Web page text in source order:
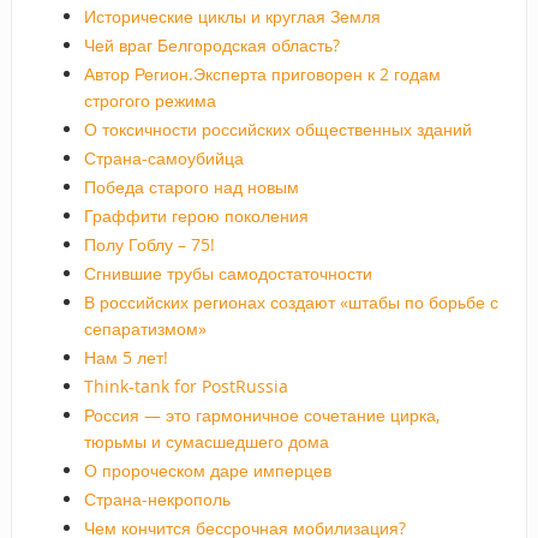
Исторические циклы и круглая Земля
Чей враг Белгородская область?
Автор Регион.Эксперта приговорен к 2 годам
строгого режима
О токсичности российских общественных зданий
Страна-самоубийца
Победа старого над новым
Граффити герою поколения
Полу Гоблу – 75!
Сгнившие трубы самодостаточности
В российских регионах создают «штабы по борьбе с
сепаратизмом»
Нам 5 лет!
Think-tank for PostRussia
Россия — это гармоничное сочетание цирка,
тюрьмы и сумасшедшего дома
О пророческом даре имперцев
Страна-некрополь
Чем кончится бессрочная мобилизация?